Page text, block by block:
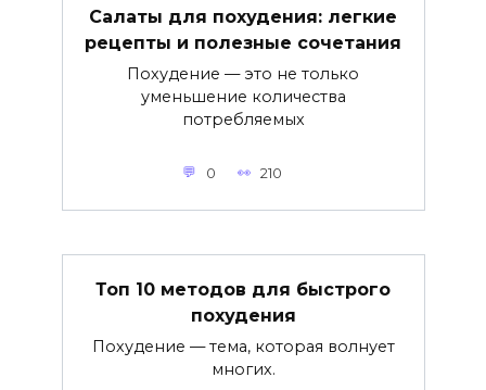
Салаты для похудения: легкие
рецепты и полезные сочетания
Похудение — это не только
уменьшение количества
потребляемых
0 210
Топ 10 методов для быстрого
похудения
Похудение — тема, которая волнует
многих.